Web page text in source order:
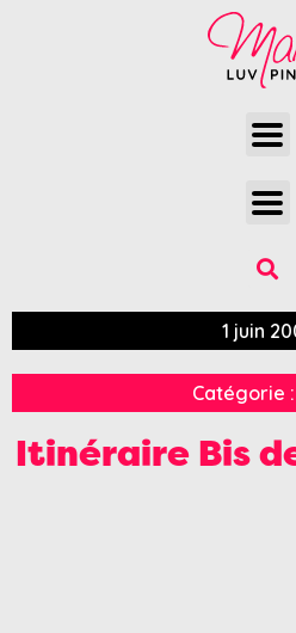
1 juin
Catégorie :
Itinéraire Bis